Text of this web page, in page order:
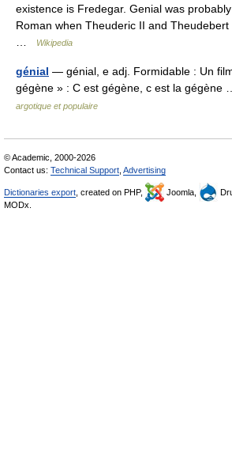
existence is Fredegar. Genial was
Roman when Theuderic II and
…
Wikipedia
génial — génial, e adj. Formidable : Un
gégène » : C est gégène, c est la
argotique et populaire
© Academic, 2000-2026
Contact us: Technical Support Advertising
Dictionaries export , created on PHP, Joomla,
MODx.